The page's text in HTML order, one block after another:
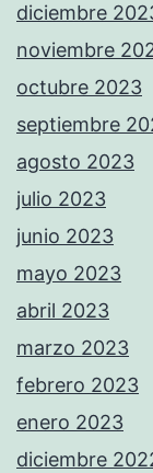
diciembre
noviembre
octubre 2023
septiembre
agosto 2023
julio 2023
junio 2023
mayo 2023
abril 2023
marzo 2023
febrero 2023
enero 2023
diciembre